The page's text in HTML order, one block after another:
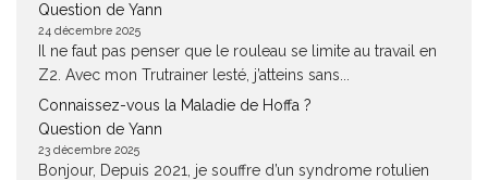
Question de Yann
24 décembre 2025
Il ne faut pas penser que le rouleau se limite au travail en
Z2. Avec mon Trutrainer lesté, j’atteins sans...
Connaissez-vous la Maladie de Hoffa ?
Question de Yann
23 décembre 2025
Bonjour, Depuis 2021, je souffre d’un syndrome rotulien